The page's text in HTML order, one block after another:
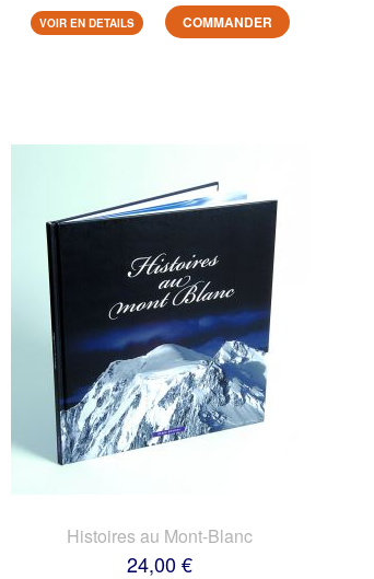
VOIR EN DETAILS COMMANDER
Histoires au Mont-Blanc
24,00 €